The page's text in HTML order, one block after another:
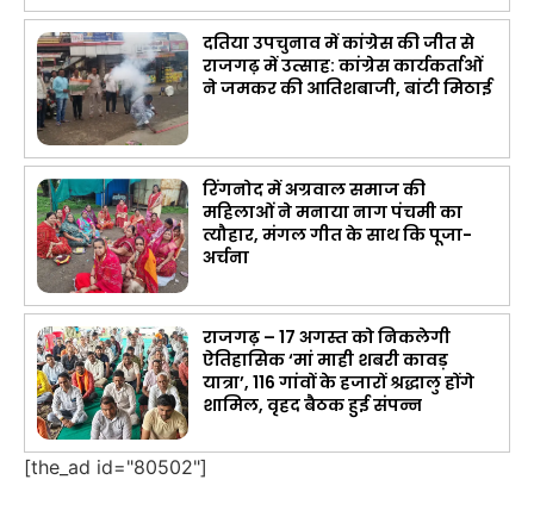
दतिया उपचुनाव में कांग्रेस की जीत से
राजगढ़ में उत्साह: कांग्रेस कार्यकर्ताओं
ने जमकर की आतिशबाजी, बांटी मिठाई
रिंगनोद में अग्रवाल समाज की
महिलाओं ने मनाया नाग पंचमी का
त्यौहार, मंगल गीत के साथ कि पूजा-
अर्चना
राजगढ़ – 17 अगस्त को निकलेगी
ऐतिहासिक ‘मां माही शबरी कावड़
यात्रा’, 116 गांवों के हजारों श्रद्धालु होंगे
शामिल, वृहद बैठक हुई संपन्न
[the_ad id="80502"]